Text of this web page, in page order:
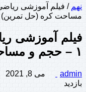
نهم /
مساحت کره (حل تمرین)
۱ – حجم و مساحت کره (حل تمرین)
admin می 8, 2021
بازدید